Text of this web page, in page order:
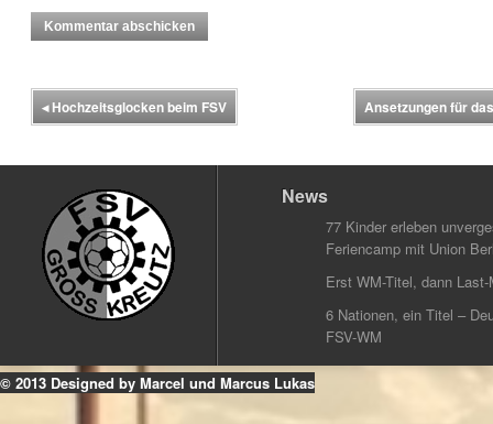
◂Hochzeitsglocken beim FSV Ansetzungen für
News
77 Kinder erleben
Feriencamp mit Union
Erst WM-Titel, dann
6 Nationen, ein Titel –
FSV-WM
© 2013 Designed by Marcel und Marcus Lukas